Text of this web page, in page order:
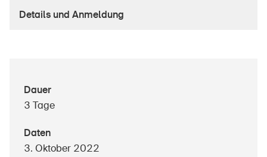
Im Alter
Über die BFU
Politik
Details und Anmeldung
Dauer
3 Tage
Daten
3. Oktober 2022